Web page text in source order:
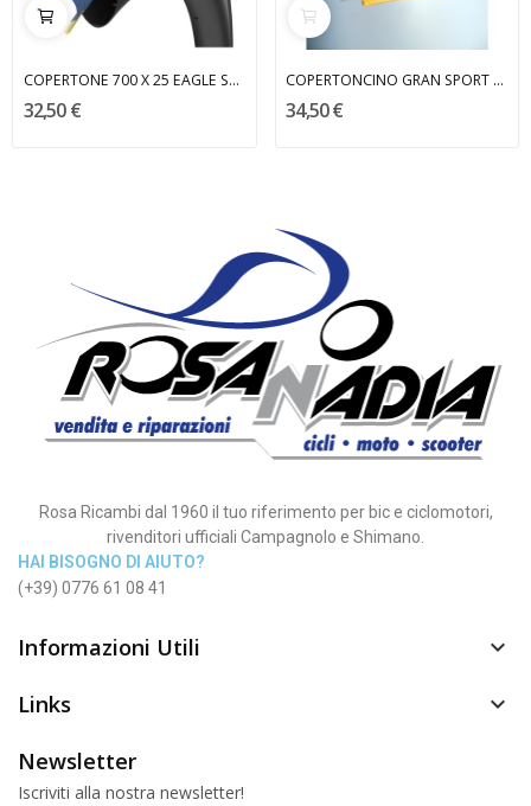
COPERTONE 700 X 25 EAGLE SPORT GOOD YEAR
32,50 €
COPERTONCINO GRAN SPORT RACE CONTINENTAL
34,50 €
Rosa Ricambi dal 1960 il tuo riferimento per bic e ciclomotori,
rivenditori ufficiali Campagnolo e Shimano.
HAI BISOGNO DI AIUTO?
(+39) 0776 61 08 41
Informazioni Utili 
Links 
Newsletter
Iscriviti alla nostra newsletter!